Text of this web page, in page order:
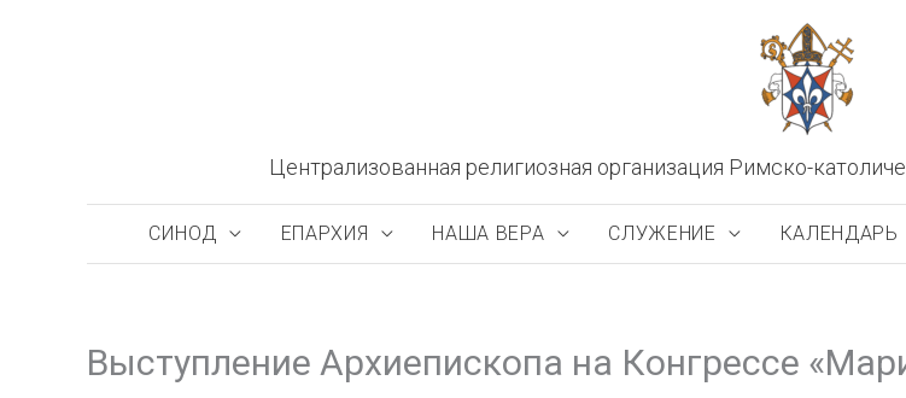
Централизованная религиозная организация Римско-
СИНОД ЕПАРХИЯ НАША ВЕРА СЛУЖЕНИЕ КАЛЕНДАРЬ
Выступление Архиепископа на Конгрессе